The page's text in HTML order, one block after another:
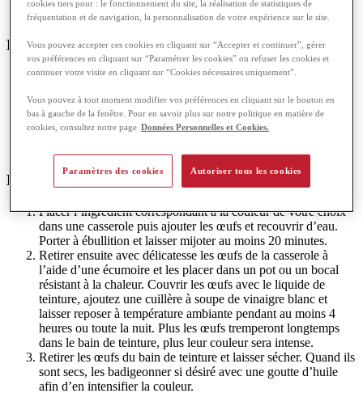
Les colorants naturels :
Pour du rose / rouge : jus de cranberry ou betterave
Pour du bleu : chou rouge
Pour du vert : épinards frais
Pour du marron foncé : café infusé
Préparation des œufs
Placer l’ingrédient correspondant à la couleur de votre choix
dans une casserole puis ajouter les œufs et recouvrir d’eau.
Porter à ébullition et laisser mijoter au moins 20 minutes.
Retirer ensuite avec délicatesse les œufs de la casserole à
l’aide d’une écumoire et les placer dans un pot ou un bocal
résistant à la chaleur. Couvrir les œufs avec le liquide de
teinture, ajoutez une cuillère à soupe de vinaigre blanc et
laisser reposer à température ambiante pendant au moins 4
heures ou toute la nuit. Plus les œufs tremperont longtemps
dans le bain de teinture, plus leur couleur sera intense.
Retirer les œufs du bain de teinture et laisser sécher. Quand ils
sont secs, les badigeonner si désiré avec une goutte d’huile
afin d’en intensifier la couleur.
cookies tiers pour : le fonctionnement du site, la réalisation de statistiques de
fréquentation et de navigation, la personnalisation de votre expérience sur le site.
Vous pouvez accepter ces cookies en cliquant sur “Accepter et continuer”, gérer
vos préférences en cliquant sur “Paramétrer les cookies” ou refuser les cookies et
continuer votre visite en cliquant sur “Cookies nécessaires uniquement”.
Vous pouvez à tout moment modifier vos préférences en cliquant sur le bouton en
bas à gauche de la fenêtre. Pour en savoir plus sur notre politique en matière de
cookies, consultez notre page Données Personnelles et Cookies.
Autoriser tous les cookies
Paramètres des cookies